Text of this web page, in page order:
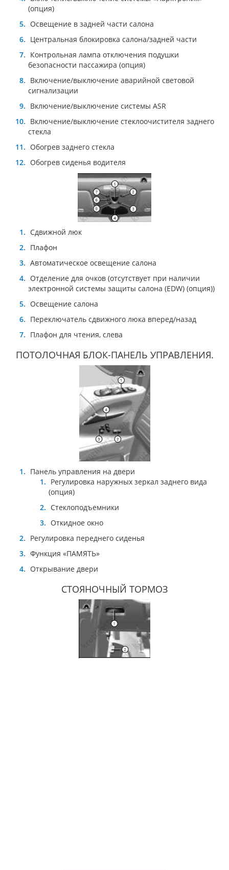
(опция)
Освещение в задней части салона
Центральная блокировка салона/задней части
Контрольная лампа отключения подушки
безопасности пассажира (опция)
Включение/выключение аварийной световой
сигнализации
Включение/выключение системы ASR
Включение/выключение стеклоочистителя заднего
стекла
Обогрев заднего стекла
Обогрев сиденья водителя
Сдвижной люк
Плафон
Автоматическое освещение салона
Отделение для очков (отсутствует при наличии
электронной системы защиты салона (EDW) (опция))
Освещение салона
Переключатель сдвижного люка вперед/назад
Плафон для чтения, слева
ПОТОЛОЧНАЯ БЛОК-ПАНЕЛЬ УПРАВЛЕНИЯ.
Панель управления на двери
Регулировка наружных зеркал заднего вида
(опция)
Стеклоподъемники
Откидное окно
Регулировка переднего сиденья
Функция «ПАМЯТЬ»
Открывание двери
СТОЯНОЧНЫЙ ТОРМОЗ